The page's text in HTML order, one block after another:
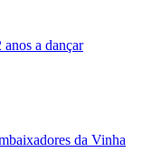
a dançar
da Vinha